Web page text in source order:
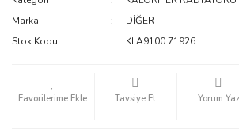
Marka
DİĞER
Stok Kodu
KLA9100.71926
Tavsiye Et Yorum Yaz